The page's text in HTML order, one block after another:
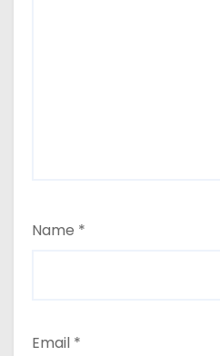
Name *
Email *